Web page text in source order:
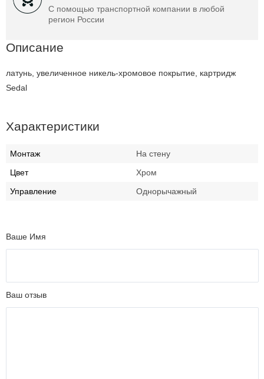
С помощью транспортной компании в любой
регион России
Описание
латунь, увеличенное никель-хромовое покрытие, картридж
Sedal
Характеристики
Монтаж
На стену
Цвет
Хром
Управление
Однорычажный
Ваше Имя
Ваш отзыв